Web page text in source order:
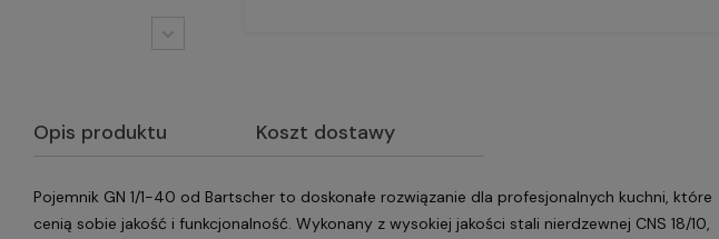
Opis produktu Koszt dostawy
Pojemnik GN 1/1-40 od Bartscher to doskonałe rozwiązanie dla profesjonalnych kuchni, które
cenią sobie jakość i funkcjonalność. Wykonany z wysokiej jakości stali nierdzewnej CNS 18/10,